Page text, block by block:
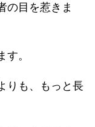
の目を惹きま
。
りも、もっと長